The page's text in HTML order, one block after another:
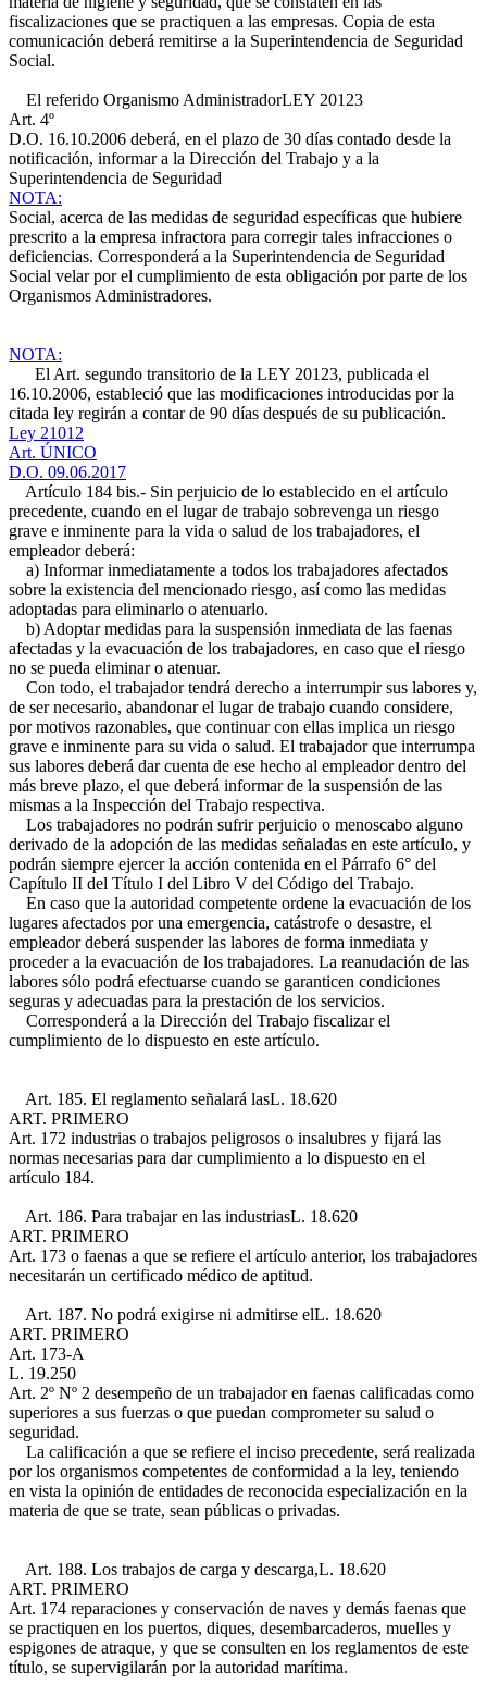
fiscalizaciones que se practiquen a las empresas. Copia de esta
comunicación deberá remitirse a la Superintendencia de Seguridad
Social.
El referido Organismo AdministradorLEY 20123
Art. 4º
D.O. 16.10.2006 deberá, en el plazo de 30 días contado desde la
notificación, informar a la Dirección del Trabajo y a la
Superintendencia de Seguridad
NOTA:
Social, acerca de las medidas de seguridad específicas que hubiere
prescrito a la empresa infractora para corregir tales infracciones o
deficiencias. Corresponderá a la Superintendencia de Seguridad
Social velar por el cumplimiento de esta obligación por parte de los
Organismos Administradores.
NOTA:
El Art. segundo transitorio de la LEY 20123, publicada el
16.10.2006, estableció que las modificaciones introducidas por la
citada ley regirán a contar de 90 días después de su publicación.
Ley 21012
Art. ÚNICO
D.O. 09.06.2017
Artículo 184 bis.- Sin perjuicio de lo establecido en el artículo
precedente, cuando en el lugar de trabajo sobrevenga un riesgo
grave e inminente para la vida o salud de los trabajadores, el
empleador deberá:
a) Informar inmediatamente a todos los trabajadores afectados
sobre la existencia del mencionado riesgo, así como las medidas
adoptadas para eliminarlo o atenuarlo.
b) Adoptar medidas para la suspensión inmediata de las faenas
afectadas y la evacuación de los trabajadores, en caso que el riesgo
no se pueda eliminar o atenuar.
Con todo, el trabajador tendrá derecho a interrumpir sus labores y,
de ser necesario, abandonar el lugar de trabajo cuando considere,
por motivos razonables, que continuar con ellas implica un riesgo
grave e inminente para su vida o salud. El trabajador que interrumpa
sus labores deberá dar cuenta de ese hecho al empleador dentro del
más breve plazo, el que deberá informar de la suspensión de las
mismas a la Inspección del Trabajo respectiva.
Los trabajadores no podrán sufrir perjuicio o menoscabo alguno
derivado de la adopción de las medidas señaladas en este artículo, y
podrán siempre ejercer la acción contenida en el Párrafo 6° del
Capítulo II del Título I del Libro V del Código del Trabajo.
En caso que la autoridad competente ordene la evacuación de los
lugares afectados por una emergencia, catástrofe o desastre, el
empleador deberá suspender las labores de forma inmediata y
proceder a la evacuación de los trabajadores. La reanudación de las
labores sólo podrá efectuarse cuando se garanticen condiciones
seguras y adecuadas para la prestación de los servicios.
Corresponderá a la Dirección del Trabajo fiscalizar el
cumplimiento de lo dispuesto en este artículo.
Art. 185. El reglamento señalará lasL. 18.620
ART. PRIMERO
Art. 172 industrias o trabajos peligrosos o insalubres y fijará las
normas necesarias para dar cumplimiento a lo dispuesto en el
artículo 184.
Art. 186. Para trabajar en las industriasL. 18.620
ART. PRIMERO
Art. 173 o faenas a que se refiere el artículo anterior, los trabajadores
necesitarán un certificado médico de aptitud.
Art. 187. No podrá exigirse ni admitirse elL. 18.620
ART. PRIMERO
Art. 173-A
L. 19.250
Art. 2º Nº 2 desempeño de un trabajador en faenas calificadas como
superiores a sus fuerzas o que puedan comprometer su salud o
seguridad.
La calificación a que se refiere el inciso precedente, será realizada
por los organismos competentes de conformidad a la ley, teniendo
en vista la opinión de entidades de reconocida especialización en la
materia de que se trate, sean públicas o privadas.
Art. 188. Los trabajos de carga y descarga,L. 18.620
ART. PRIMERO
Art. 174 reparaciones y conservación de naves y demás faenas que
se practiquen en los puertos, diques, desembarcaderos, muelles y
espigones de atraque, y que se consulten en los reglamentos de este
título, se supervigilarán por la autoridad marítima.